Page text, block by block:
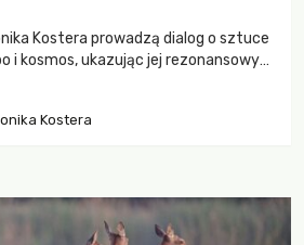
Kostera prowadzą dialog o sztuce
i kosmos, ukazując jej rezonansowy
Kostera